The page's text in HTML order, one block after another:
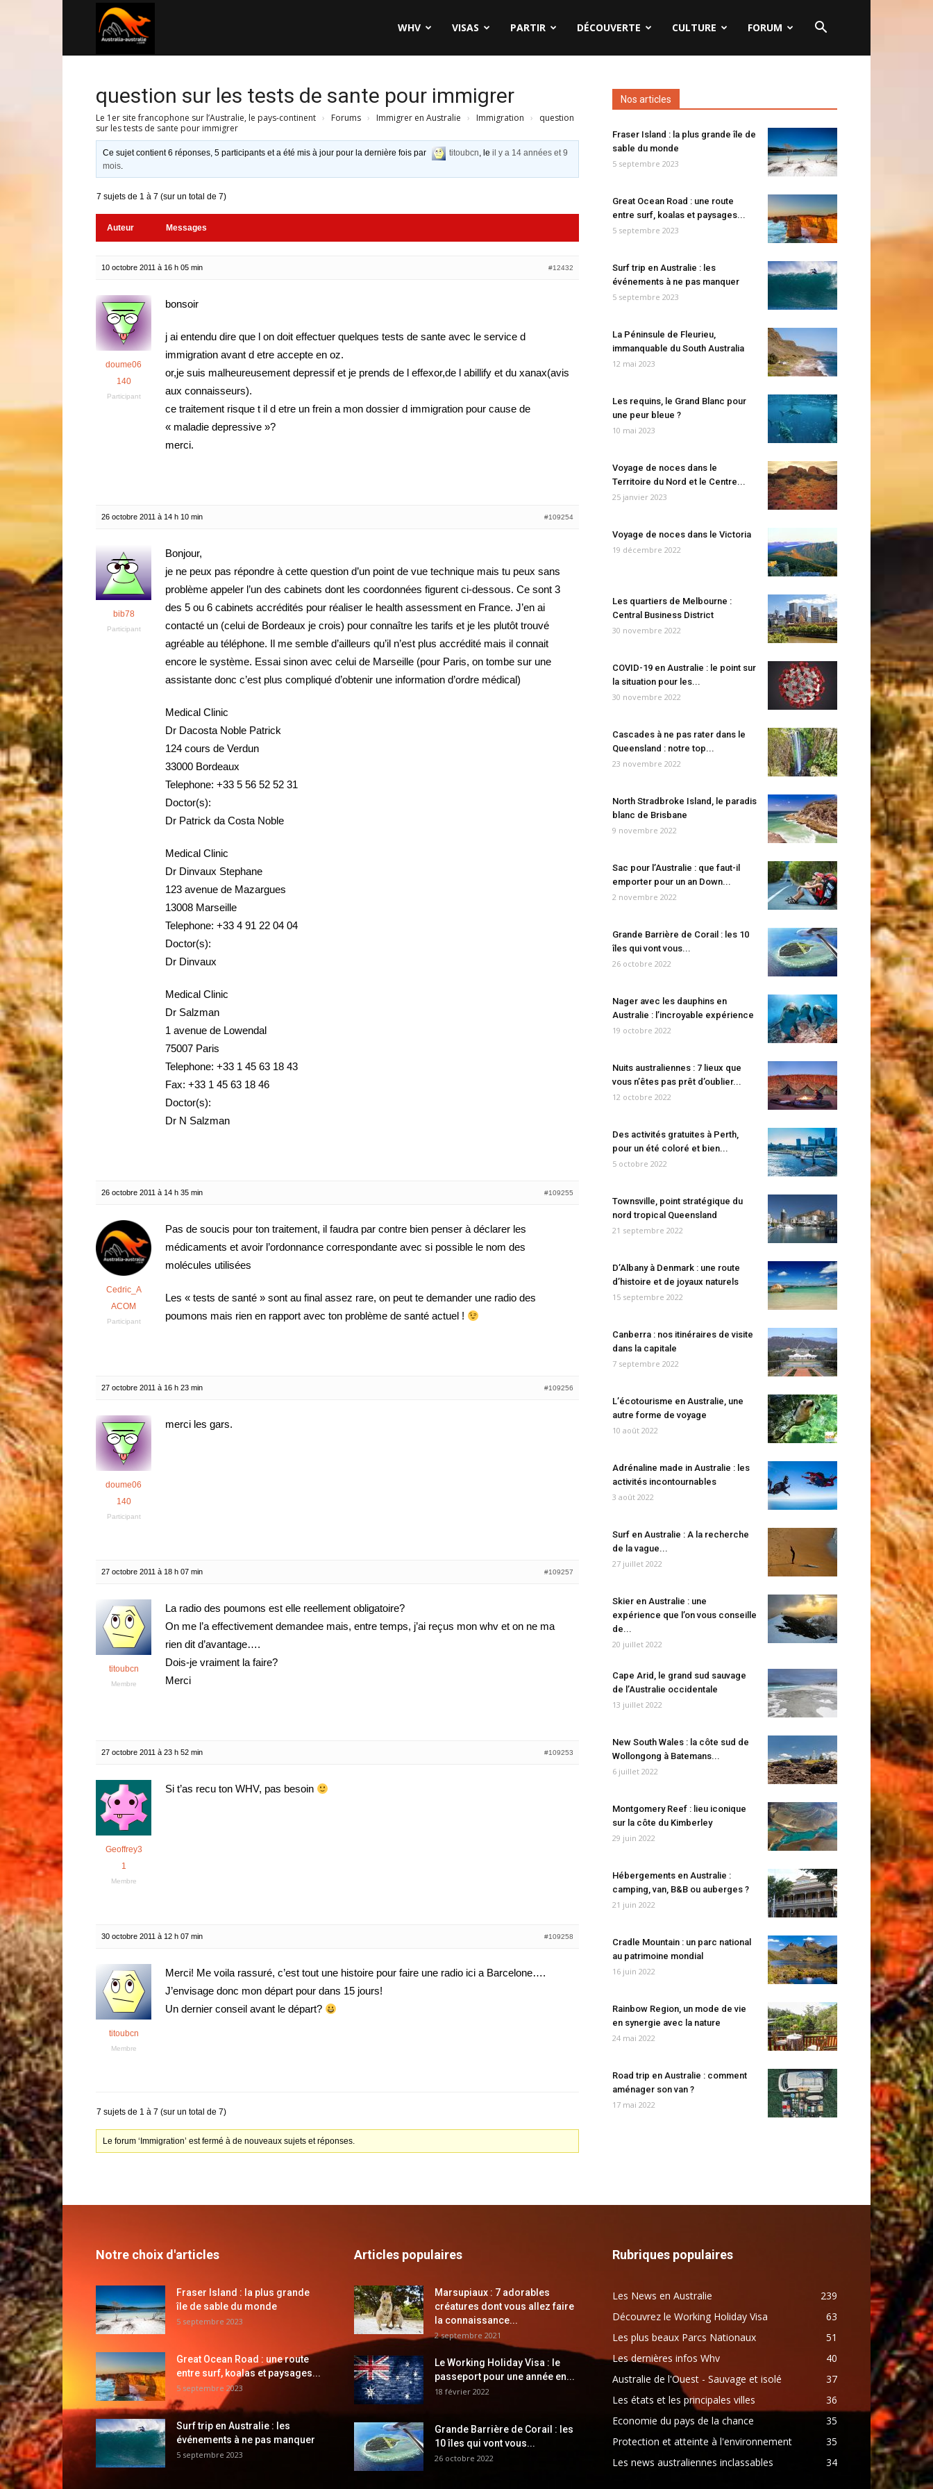
WHV VISAS PARTIR DÉCOUVERTE CULTURE FORUM
question sur les tests de sante pour immigrer
Le 1er site francophone sur l’Australie, le pays-continent › Forums › Immigrer en Australie › Immigration ›
question
sur les tests de sante pour immigrer
Ce sujet contient 6 réponses, 5 participants et a été mis à jour pour la dernière fois par titoubcn, leil y a 14 années et 9
mois.
7 sujets de 1 à 7 (sur un total de 7)
Auteur Messages
10 octobre 2011 à 16 h 05 min #12432
doume06
140
Participant
bonsoir
j ai entendu dire que l on doit effectuer quelques tests de sante avec le service d
immigration avant d etre accepte en oz.
or,je suis malheureusement depressif et je prends de l effexor,de l abillify et du xanax(avis
aux connaisseurs).
ce traitement risque t il d etre un frein a mon dossier d immigration pour cause de
« maladie depressive »?
merci.
26 octobre 2011 à 14 h 10 min #109254
bib78
Participant
Bonjour,
je ne peux pas répondre à cette question d’un point de vue technique mais tu peux sans
problème appeler l’un des cabinets dont les coordonnées figurent ci-dessous. Ce sont 3
des 5 ou 6 cabinets accrédités pour réaliser le health assessment en France. J’en ai
contacté un (celui de Bordeaux je crois) pour connaître les tarifs et je les plutôt trouvé
agréable au téléphone. Il me semble d’ailleurs qu’il n’est plus accrédité mais il connait
encore le système. Essai sinon avec celui de Marseille (pour Paris, on tombe sur une
assistante donc c’est plus compliqué d’obtenir une information d’ordre médical)
Medical Clinic
Dr Dacosta Noble Patrick
124 cours de Verdun
33000 Bordeaux
Telephone: +33 5 56 52 52 31
Doctor(s):
Dr Patrick da Costa Noble
Medical Clinic
Dr Dinvaux Stephane
123 avenue de Mazargues
13008 Marseille
Telephone: +33 4 91 22 04 04
Doctor(s):
Dr Dinvaux
Medical Clinic
Dr Salzman
1 avenue de Lowendal
75007 Paris
Telephone: +33 1 45 63 18 43
Fax: +33 1 45 63 18 46
Doctor(s):
Dr N Salzman
26 octobre 2011 à 14 h 35 min #109255
Cedric_A
ACOM
Participant
Pas de soucis pour ton traitement, il faudra par contre bien penser à déclarer les
médicaments et avoir l’ordonnance correspondante avec si possible le nom des
molécules utilisées
Les « tests de santé » sont au final assez rare, on peut te demander une radio des
poumons mais rien en rapport avec ton problème de santé actuel !
27 octobre 2011 à 16 h 23 min #109256
doume06
140
Participant
merci les gars.
27 octobre 2011 à 18 h 07 min #109257
titoubcn
Membre
La radio des poumons est elle reellement obligatoire?
On me l’a effectivement demandee mais, entre temps, j’ai reçus mon whv et on ne ma
rien dit d’avantage….
Dois-je vraiment la faire?
Merci
27 octobre 2011 à 23 h 52 min #109253
Geoffrey3
1
Membre
Si t’as recu ton WHV, pas besoin
30 octobre 2011 à 12 h 07 min #109258
titoubcn
Membre
Merci! Me voila rassuré, c’est tout une histoire pour faire une radio ici a Barcelone….
J’envisage donc mon départ pour dans 15 jours!
Un dernier conseil avant le départ?
7 sujets de 1 à 7 (sur un total de 7)
Le forum ‘Immigration’ est fermé à de nouveaux sujets et réponses.
Nos articles
Fraser Island : la plus grande île de
sable du monde
5 septembre 2023
Great Ocean Road : une route
entre surf, koalas et paysages...
5 septembre 2023
Surf trip en Australie : les
événements à ne pas manquer
5 septembre 2023
La Péninsule de Fleurieu,
immanquable du South Australia
12 mai 2023
Les requins, le Grand Blanc pour
une peur bleue ?
10 mai 2023
Voyage de noces dans le
Territoire du Nord et le Centre...
25 janvier 2023
Voyage de noces dans le Victoria
19 décembre 2022
Les quartiers de Melbourne :
Central Business District
30 novembre 2022
COVID-19 en Australie : le point sur
la situation pour les...
30 novembre 2022
Cascades à ne pas rater dans le
Queensland : notre top...
23 novembre 2022
North Stradbroke Island, le paradis
blanc de Brisbane
9 novembre 2022
Sac pour l’Australie : que faut-il
emporter pour un an Down...
2 novembre 2022
Grande Barrière de Corail : les 10
îles qui vont vous...
26 octobre 2022
Nager avec les dauphins en
Australie : l’incroyable expérience
19 octobre 2022
Nuits australiennes : 7 lieux que
vous n’êtes pas prêt d’oublier...
12 octobre 2022
Des activités gratuites à Perth,
pour un été coloré et bien...
5 octobre 2022
Townsville, point stratégique du
nord tropical Queensland
21 septembre 2022
D’Albany à Denmark : une route
d’histoire et de joyaux naturels
15 septembre 2022
Canberra : nos itinéraires de visite
dans la capitale
7 septembre 2022
L’écotourisme en Australie, une
autre forme de voyage
10 août 2022
Adrénaline made in Australie : les
activités incontournables
3 août 2022
Surf en Australie : A la recherche
de la vague...
27 juillet 2022
Skier en Australie : une
expérience que l’on vous conseille
de...
20 juillet 2022
Cape Arid, le grand sud sauvage
de l’Australie occidentale
13 juillet 2022
New South Wales : la côte sud de
Wollongong à Batemans...
6 juillet 2022
Montgomery Reef : lieu iconique
sur la côte du Kimberley
29 juin 2022
Hébergements en Australie :
camping, van, B&B ou auberges ?
21 juin 2022
Cradle Mountain : un parc national
au patrimoine mondial
16 juin 2022
Rainbow Region, un mode de vie
en synergie avec la nature
24 mai 2022
Road trip en Australie : comment
aménager son van ?
17 mai 2022
Notre choix d'articles
Fraser Island : la plus grande
île de sable du monde
5 septembre 2023
Great Ocean Road : une route
entre surf, koalas et paysages...
5 septembre 2023
Surf trip en Australie : les
événements à ne pas manquer
5 septembre 2023
Articles populaires
Marsupiaux : 7 adorables
créatures dont vous allez faire
la connaissance...
2 septembre 2021
Le Working Holiday Visa : le
passeport pour une année en...
18 février 2022
Grande Barrière de Corail : les
10 îles qui vont vous...
26 octobre 2022
Rubriques populaires
Les News en Australie
239
Découvrez le Working Holiday Visa
63
Les plus beaux Parcs Nationaux
51
Les dernières infos Whv
40
Australie de l'Ouest - Sauvage et isolé
37
Les états et les principales villes
36
Economie du pays de la chance
35
Protection et atteinte à l'environnement
35
Les news australiennes inclassables
34